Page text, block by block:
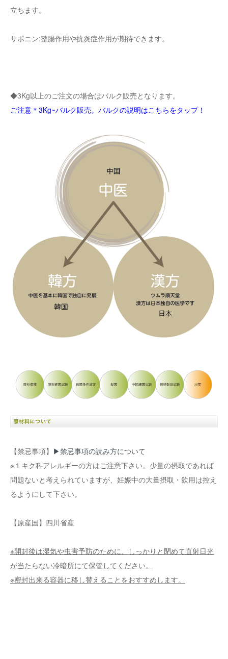
立ちます。
サポニン:整腸作用や抗炎症作用が期待できます。
◆3Kg以上のご注文の場合はバルク販売となります。
ご注意＊3Kg~バルク販売。バルクの説明はこちらをタップ！
【禁忌事項】 ▶禁忌事項の読み方について
※１キク科アレルギーの方はご注意下さい。少量の摂取であれば
問題ないと考えられていますが、妊娠中の大量摂取・飲用は控え
るようにして下さい。
【原産国】四川省産
※開封後は湿気や虫害予防のために、しっかりと閉めて直射日光
が当たらない冷暗所にて保管してください。
※密封出来る容器に移し替えることをおすすめします。